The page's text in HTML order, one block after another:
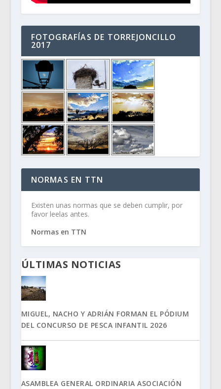
FOTOGRAFÍAS DE TORREJONCILLO
2017
NORMAS EN TTN
Existen unas normas que se deben cumplir, por
favor leelas antes.
Normas en TTN
ÚLTIMAS NOTICIAS
MIGUEL, NACHO Y ADRIÁN FORMAN EL PÓDIUM
DEL CONCURSO DE PESCA INFANTIL 2026
ASAMBLEA GENERAL ORDINARIA ASOCIACIÓN